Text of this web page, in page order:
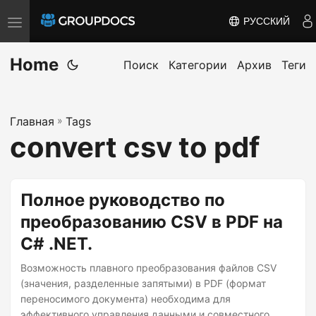
T
o
g
e
n
a
РУССКИЙ
Home Поиск Категории Архив Теги
Главная » Tags
convert csv to pdf
Полное руководство по
преобразованию CSV в PDF на
C# .NET.
Возможность плавного преобразования файлов CSV
(значения, разделенные запятыми) в PDF (формат
переносимого документа) необходима для